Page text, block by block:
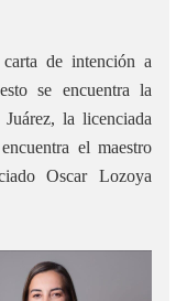
de intención a
se encuentra la
la licenciada
el maestro
Oscar Lozoya